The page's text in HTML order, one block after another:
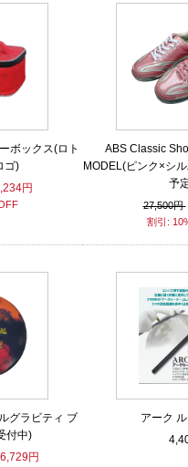
ボックス(ロト
ゴ)
円
ABS Classic
MODEL(ピンク×シ
予
27,500円
割引:
グラビティ ブ
付中)
円
アーク